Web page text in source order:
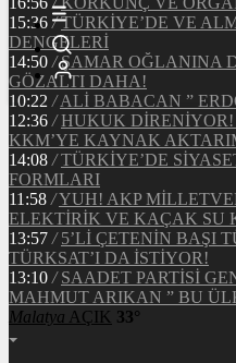
15:36 / TÜRKİYE’DE VE
DENGELERİ
14:50 / ŞAMAR OĞLANINA
GÖZALTI DAHA!
10:22 / ALİ BABACAN ”
12:36 / HUKUK
KKM’YE KAYNAK
14:08 / TÜRKİYE’DE
FORMLARI
11:58 /YUH! AKP
ELEKTİRİK VE KAÇAK SU
13:57 / 5’Lİ ÇETENİN BAŞI
TÜRKSAT’I DA İSTİYOR!
13:10 / SAADET PARTİSİ
MAHMUT ARIKAN ” BU
Malatya AÇIK 33°